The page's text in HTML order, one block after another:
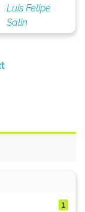
Luis Felipe
Salin
1